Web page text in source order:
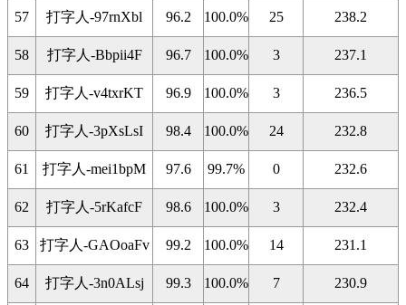
57 打字人-97rnXbl 96.2 100.0% 25 238.2
58 打字人-Bbpii4F 96.7 100.0% 3 237.1
59 打字人-v4txrKT 96.9 100.0% 3 236.5
60 打字人-3pXsLsI 98.4 100.0% 24 232.8
61 打字人-mei1bpM 97.6 99.7% 0 232.6
62 打字人-5rKafcF 98.6 100.0% 3 232.4
63 打字人-GAOoaFv 99.2 100.0% 14 231.1
64 打字人-3n0ALsj 99.3 100.0% 7 230.9